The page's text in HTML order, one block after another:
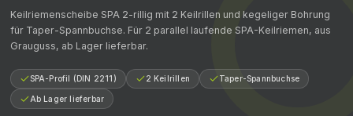
Keilriemenscheibe SPA 2-rillig mit 2 Keilrillen und kegeliger Bohrung
für Taper-Spannbuchse. Für 2 parallel laufende SPA-Keilriemen, aus
Grauguss, ab Lager lieferbar.
SPA-Profil (DIN 2211) 2 Keilrillen Taper-Spannbuchse
Ab Lager lieferbar